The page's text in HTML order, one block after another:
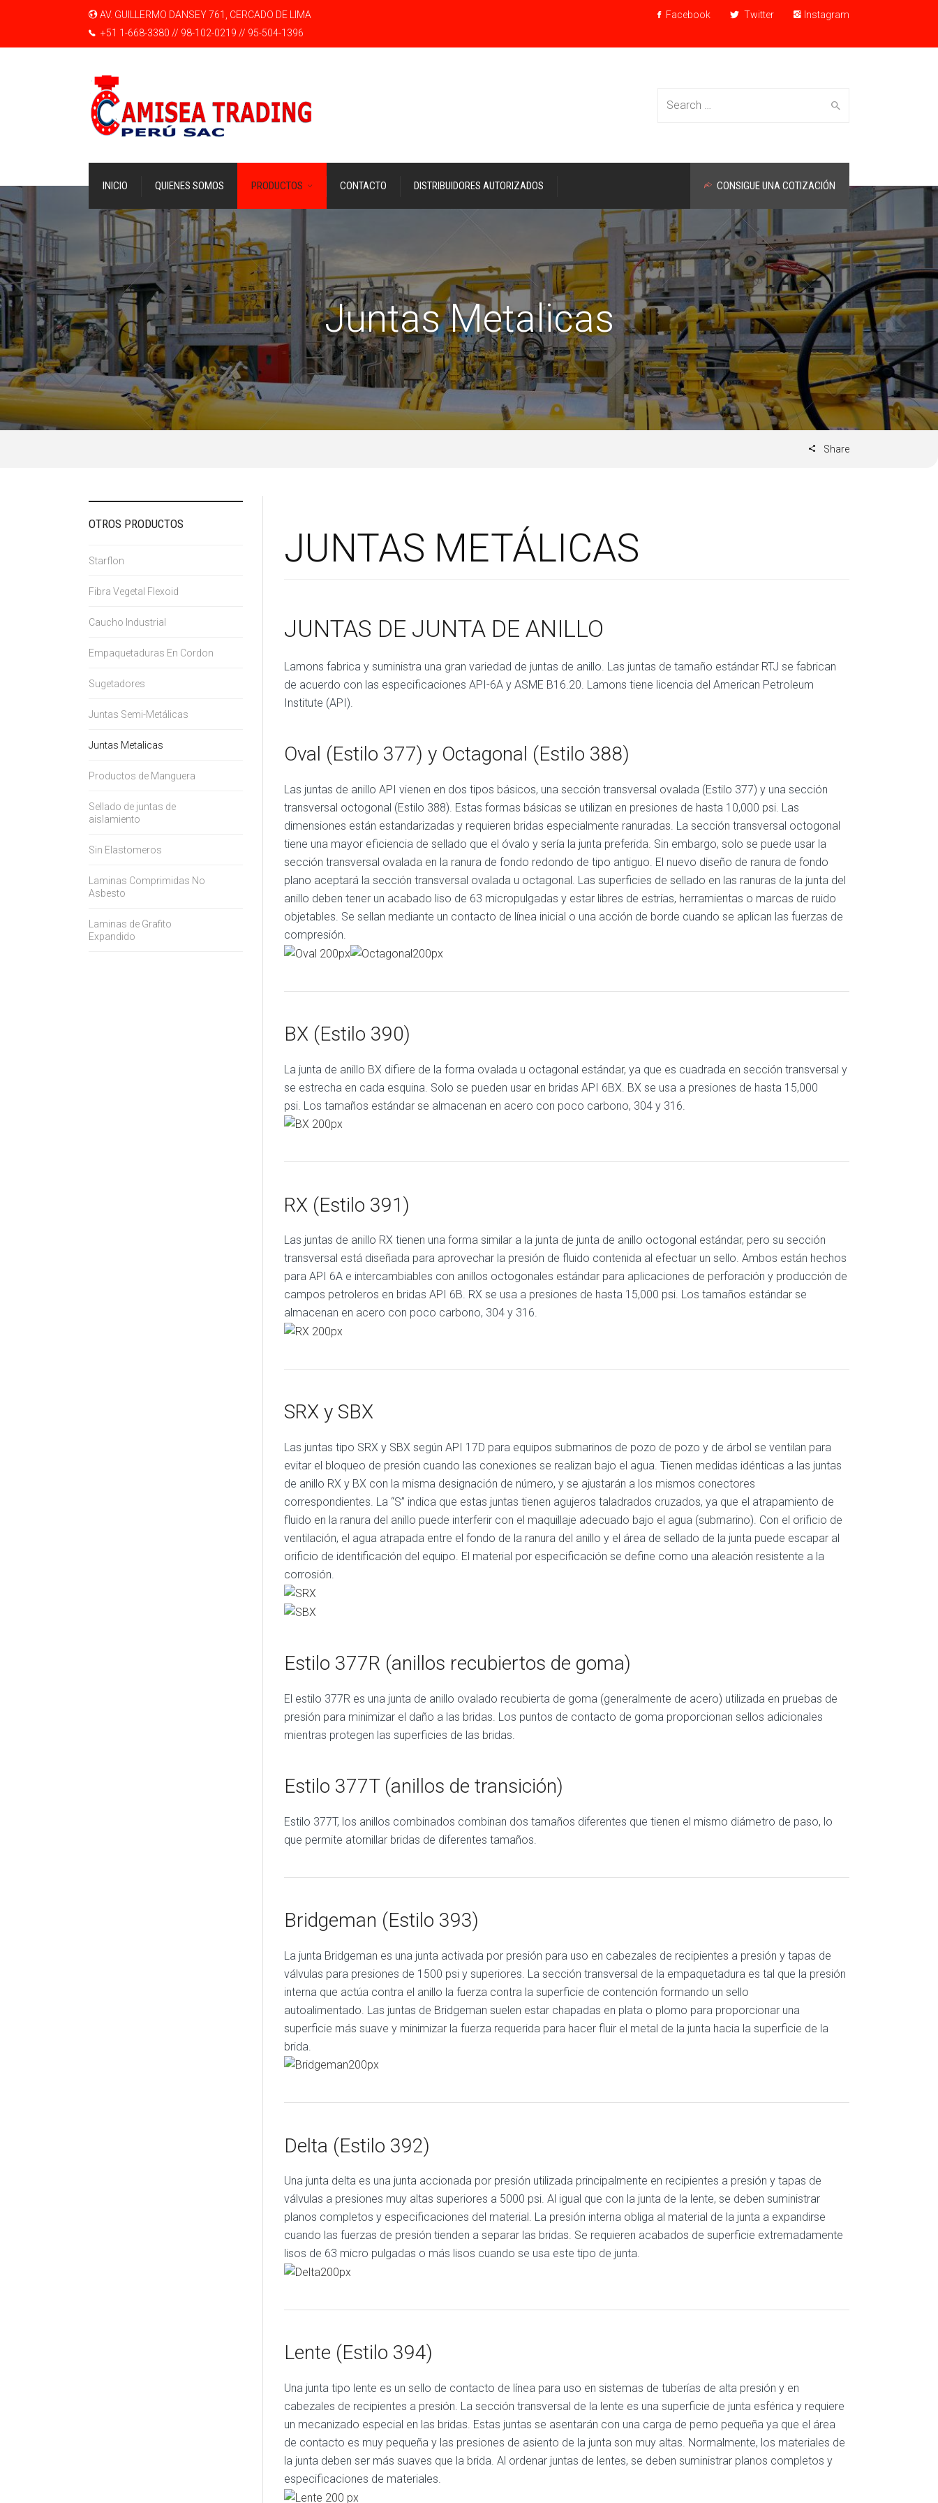
AV. GUILLERMO DANSEY 761, CERCADO DE LIMA
+51 1-668-3380 // 98-102-0219 // 95-504-1396
Facebook Twitter Instagram
Search for:
INICIO QUIENES SOMOS PRODUCTOS CONTACTO CONSIGUE UNA COTIZACIÓN
DISTRIBUIDORES AUTORIZADOS
Juntas Metalicas
Share
JUNTAS METÁLICAS
JUNTAS DE JUNTA DE ANILLO
Lamons fabrica y suministra una gran variedad de juntas de anillo. Las juntas de tamaño estándar RTJ se fabrican
de acuerdo con las especificaciones API-6A y ASME B16.20. Lamons tiene licencia del American Petroleum
Institute (API).
Oval (Estilo 377) y Octagonal (Estilo 388)
Las juntas de anillo API vienen en dos tipos básicos, una sección transversal ovalada (Estilo 377) y una sección
transversal octogonal (Estilo 388). Estas formas básicas se utilizan en presiones de hasta 10,000 psi. Las
dimensiones están estandarizadas y requieren bridas especialmente ranuradas. La sección transversal octogonal
tiene una mayor eficiencia de sellado que el óvalo y sería la junta preferida. Sin embargo, solo se puede usar la
sección transversal ovalada en la ranura de fondo redondo de tipo antiguo. El nuevo diseño de ranura de fondo
plano aceptará la sección transversal ovalada u octagonal. Las superficies de sellado en las ranuras de la junta del
anillo deben tener un acabado liso de 63 micropulgadas y estar libres de estrías, herramientas o marcas de ruido
objetables. Se sellan mediante un contacto de línea inicial o una acción de borde cuando se aplican las fuerzas de
compresión.
BX (Estilo 390)
La junta de anillo BX difiere de la forma ovalada u octagonal estándar, ya que es cuadrada en sección transversal y
se estrecha en cada esquina. Solo se pueden usar en bridas API 6BX. BX se usa a presiones de hasta 15,000
psi. Los tamaños estándar se almacenan en acero con poco carbono, 304 y 316.
RX (Estilo 391)
Las juntas de anillo RX tienen una forma similar a la junta de junta de anillo octogonal estándar, pero su sección
transversal está diseñada para aprovechar la presión de fluido contenida al efectuar un sello. Ambos están hechos
para API 6A e intercambiables con anillos octogonales estándar para aplicaciones de perforación y producción de
campos petroleros en bridas API 6B. RX se usa a presiones de hasta 15,000 psi. Los tamaños estándar se
almacenan en acero con poco carbono, 304 y 316.
SRX y SBX
Las juntas tipo SRX y SBX según API 17D para equipos submarinos de pozo de pozo y de árbol se ventilan para
evitar el bloqueo de presión cuando las conexiones se realizan bajo el agua. Tienen medidas idénticas a las juntas
de anillo RX y BX con la misma designación de número, y se ajustarán a los mismos conectores
correspondientes. La “S” indica que estas juntas tienen agujeros taladrados cruzados, ya que el atrapamiento de
fluido en la ranura del anillo puede interferir con el maquillaje adecuado bajo el agua (submarino). Con el orificio de
ventilación, el agua atrapada entre el fondo de la ranura del anillo y el área de sellado de la junta puede escapar al
orificio de identificación del equipo. El material por especificación se define como una aleación resistente a la
corrosión.
Estilo 377R (anillos recubiertos de goma)
El estilo 377R es una junta de anillo ovalado recubierta de goma (generalmente de acero) utilizada en pruebas de
presión para minimizar el daño a las bridas. Los puntos de contacto de goma proporcionan sellos adicionales
mientras protegen las superficies de las bridas.
Estilo 377T (anillos de transición)
Estilo 377T, los anillos combinados combinan dos tamaños diferentes que tienen el mismo diámetro de paso, lo
que permite atornillar bridas de diferentes tamaños.
Bridgeman (Estilo 393)
La junta Bridgeman es una junta activada por presión para uso en cabezales de recipientes a presión y tapas de
válvulas para presiones de 1500 psi y superiores. La sección transversal de la empaquetadura es tal que la presión
interna que actúa contra el anillo la fuerza contra la superficie de contención formando un sello
autoalimentado. Las juntas de Bridgeman suelen estar chapadas en plata o plomo para proporcionar una
superficie más suave y minimizar la fuerza requerida para hacer fluir el metal de la junta hacia la superficie de la
brida.
Delta (Estilo 392)
Una junta delta es una junta accionada por presión utilizada principalmente en recipientes a presión y tapas de
válvulas a presiones muy altas superiores a 5000 psi. Al igual que con la junta de la lente, se deben suministrar
planos completos y especificaciones del material. La presión interna obliga al material de la junta a expandirse
cuando las fuerzas de presión tienden a separar las bridas. Se requieren acabados de superficie extremadamente
lisos de 63 micro pulgadas o más lisos cuando se usa este tipo de junta.
Lente (Estilo 394)
Una junta tipo lente es un sello de contacto de línea para uso en sistemas de tuberías de alta presión y en
cabezales de recipientes a presión. La sección transversal de la lente es una superficie de junta esférica y requiere
un mecanizado especial en las bridas. Estas juntas se asentarán con una carga de perno pequeña ya que el área
de contacto es muy pequeña y las presiones de asiento de la junta son muy altas. Normalmente, los materiales de
la junta deben ser más suaves que la brida. Al ordenar juntas de lentes, se deben suministrar planos completos y
especificaciones de materiales.
OTROS PRODUCTOS
Starflon
Fibra Vegetal Flexoid
Caucho Industrial
Empaquetaduras En Cordon
Sugetadores
Juntas Semi-Metálicas
Juntas Metalicas
Productos de Manguera
Sellado de juntas de
aislamiento
Sin Elastomeros
Laminas Comprimidas No
Asbesto
Laminas de Grafito
Expandido